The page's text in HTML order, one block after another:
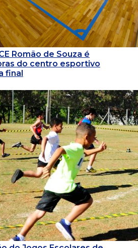
Romão de Souza é
do centro esportivo
final